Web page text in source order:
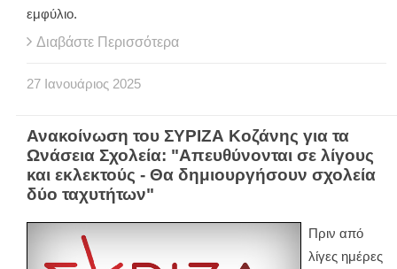
εμφύλιο.
Διαβάστε Περισσότερα
27 Ιανουάριος 2025
Ανακοίνωση του ΣΥΡΙΖΑ Κοζάνης για τα
Ωνάσεια Σχολεία: "Απευθύνονται σε λίγους
και εκλεκτούς - Θα δημιουργήσουν σχολεία
δύο ταχυτήτων"
Πριν από
λίγες ημέρες